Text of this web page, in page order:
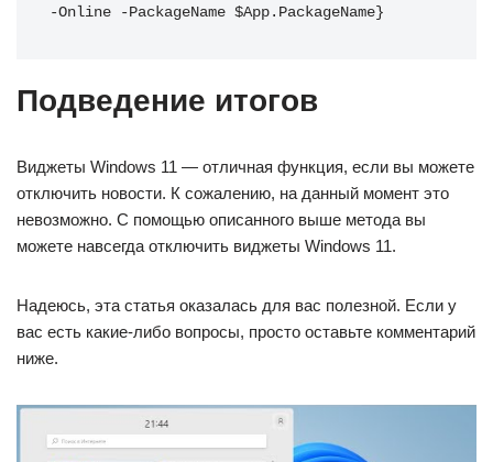
-Online -PackageName $App.PackageName}
Подведение итогов
Виджеты Windows 11 — отличная функция, если вы можете
отключить новости. К сожалению, на данный момент это
невозможно. С помощью описанного выше метода вы
можете навсегда отключить виджеты Windows 11.
Надеюсь, эта статья оказалась для вас полезной. Если у
вас есть какие-либо вопросы, просто оставьте комментарий
ниже.